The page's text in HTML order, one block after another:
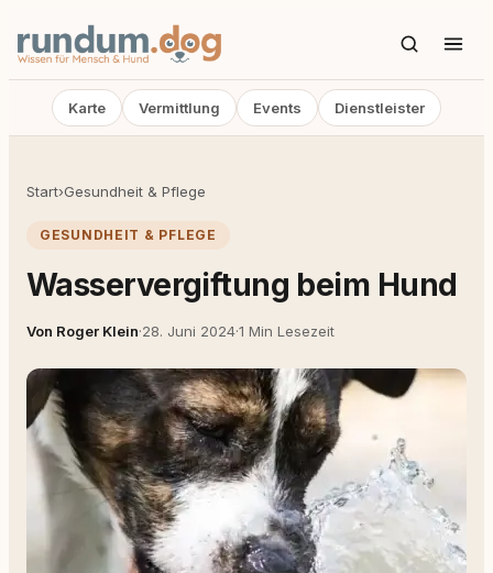
Karte Vermittlung Events Dienstleister
Start›Gesundheit & Pflege
GESUNDHEIT & PFLEGE
Wasservergiftung beim Hund
Von Roger Klein·28. Juni 2024·1 Min Lesezeit